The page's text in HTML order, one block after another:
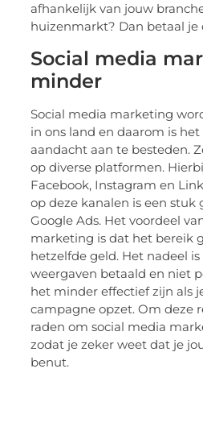
afhankelijk van jouw
huizenmarkt? Dan betaal je
Social media
minder
Social media marketing
in ons land en daarom is
aandacht aan te besteden.
op diverse platformen.
Facebook, Instagram en
op deze kanalen is een stuk
Google Ads. Het voordeel
marketing is dat het bereik
hetzelfde geld. Het nadeel
weergaven betaald en niet
het minder effectief zijn als
campagne opzet. Om deze
raden om social media
zodat je zeker weet dat je
benut.